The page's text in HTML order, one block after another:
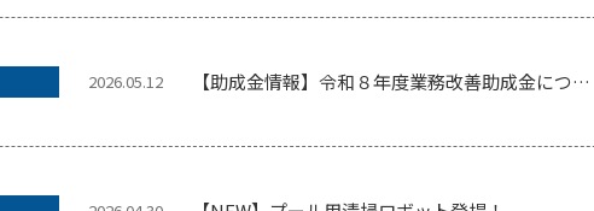
2026.05.12
【助成金情報】令和８年度業務改善助成金につい